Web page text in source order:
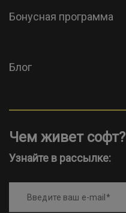
Бонусная программа
Блог
Чем живет софт?
Узнайте в рассылке:
Введите ваш e-mail